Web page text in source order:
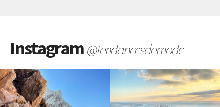
Instagram@tendancesdemode